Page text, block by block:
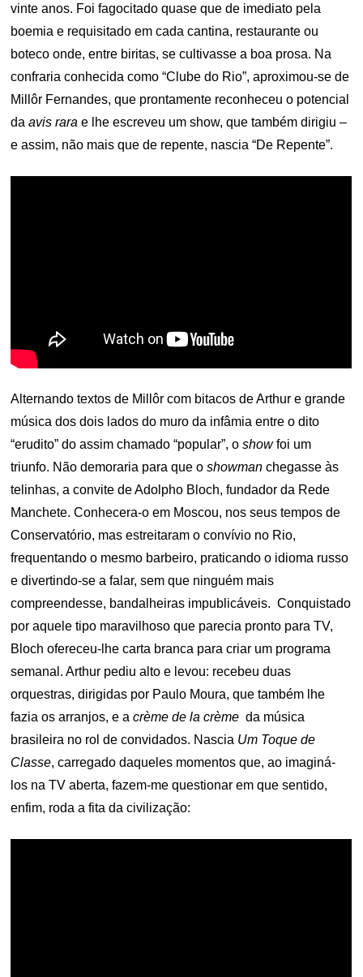
vinte anos. Foi fagocitado quase que de imediato pela
boemia e requisitado em cada cantina, restaurante ou
boteco onde, entre biritas, se cultivasse a boa prosa. Na
confraria conhecida como “Clube do Rio”, aproximou-se de
Millôr Fernandes, que prontamente reconheceu o potencial
daavis rara e lhe escreveu um show, que também dirigiu –
e assim, não mais que de repente, nascia “De Repente”.
Alternando textos de Millôr com bitacos de Arthur e grande
música dos dois lados do muro da infâmia entre o dito
“erudito” do assim chamado “popular”, oshowfoi um
triunfo. Não demoraria para que oshowmanchegasse às
telinhas, a convite de Adolpho Bloch, fundador da Rede
Manchete. Conhecera-o em Moscou, nos seus tempos de
Conservatório, mas estreitaram o convívio no Rio,
frequentando o mesmo barbeiro, praticando o idioma russo
e divertindo-se a falar, sem que ninguém mais
compreendesse, bandalheiras impublicáveis. Conquistado
por aquele tipo maravilhoso que parecia pronto para TV,
Bloch ofereceu-lhe carta branca para criar um programa
semanal. Arthur pediu alto e levou: recebeu duas
orquestras, dirigidas por Paulo Moura, que também lhe
fazia os arranjos, e acrème de la crème da música
brasileira no rol de convidados. Nascia Um Toque de
Classe, carregado daqueles momentos que, ao imaginá-
los na TV aberta, fazem-me questionar em que sentido,
enfim, roda a fita da civilização: